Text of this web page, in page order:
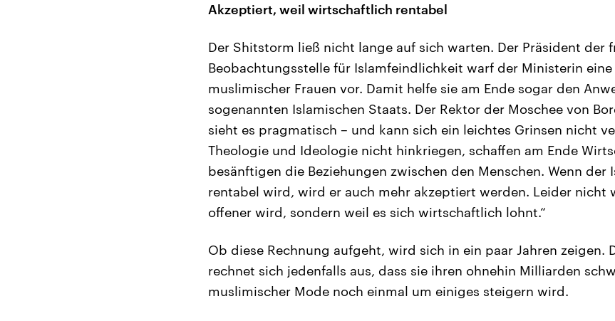
Akzeptiert, weil wirtschaftlich rentabel
Der Shitstorm ließ nicht lange auf sich warten. Der Präsident der
Beobachtungsstelle für Islamfeindlichkeit warf der Ministerin
muslimischer Frauen vor. Damit helfe sie am Ende sogar den
sogenannten Islamischen Staats. Der Rektor der Moschee von
sieht es pragmatisch – und kann sich ein leichtes Grinsen nicht
Theologie und Ideologie nicht hinkriegen, schaffen am Ende
besänftigen die Beziehungen zwischen den Menschen. Wenn
rentabel wird, wird er auch mehr akzeptiert werden. Leider nicht
offener wird, sondern weil es sich wirtschaftlich lohnt.“
Ob diese Rechnung aufgeht, wird sich in ein paar Jahren zeigen.
rechnet sich jedenfalls aus, dass sie ihren ohnehin Milliarden
muslimischer Mode noch einmal um einiges steigern wird.